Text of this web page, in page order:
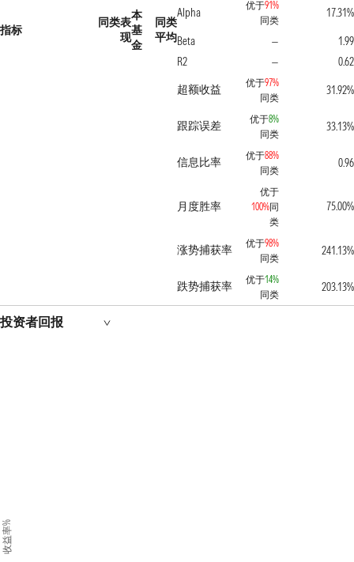
指标
同类表
现
本
基
金
同类
平均
Alpha
优于91%
同类
17.31%
Beta
—
1.99
R2
—
0.62
超额收益
优于97%
同类
31.92%
跟踪误差 优于8%
同类
33.13%
信息比率 优于88%
同类
0.96
月度胜率
优于
100%同
类
75.00%
涨势捕获率 优于98%
同类
241.13%
跌势捕获率 优于14%
同类
203.13%
投资者回报
收益率%